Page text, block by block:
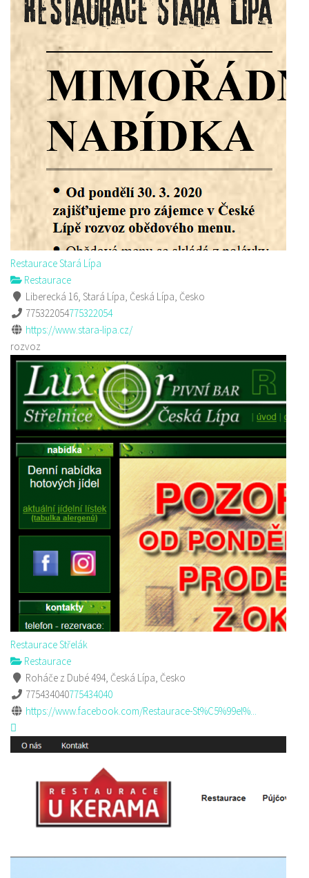
Restaurace Stará Lípa
Restaurace
Liberecká 16, Stará Lípa, Česká Lípa, Česko
775322054775322054
https://www.stara-lipa.cz/
rozvoz
Restaurace Střelák
Restaurace
Roháče z Dubé 494, Česká Lípa, Česko
775434040775434040
https://www.facebook.com/Restaurace-St%C5%99el%...